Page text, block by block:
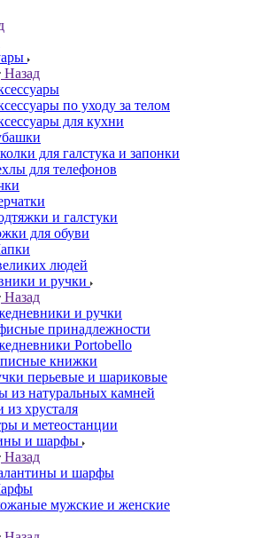
Назад
по уходу за телом
для кухни
для галстука и запонки
для телефонов
и галстуки
для обуви
людей
и ручки
Назад
и ручки
принадлежности
Portobello
книжки
перьевые и шариковые
из натуральных камней
из хрусталя
и метеостанции
и шарфы
Назад
и шарфы
мужские и женские